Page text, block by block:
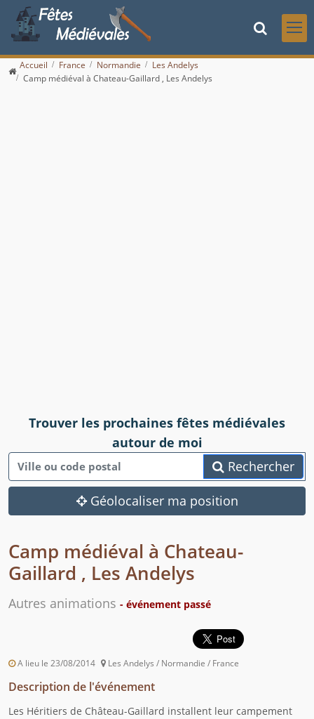
Accueil France Normandie
Les Andelys
Camp médiéval à Chateau-Gaillard , Les Andelys
Trouver les prochaines fêtes médiévales
autour de moi
Rechercher
Géolocaliser ma position
Camp médiéval à Chateau-
Gaillard , Les Andelys
Autres animations - événement passé
A lieu le 23/08/2014 Les Andelys / Normandie / France
Description de l'événement
Les Héritiers de Château-Gaillard installent leur campement